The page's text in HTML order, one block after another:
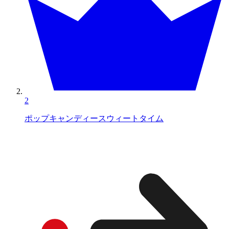
2
ポップキャンディースウィートタイム